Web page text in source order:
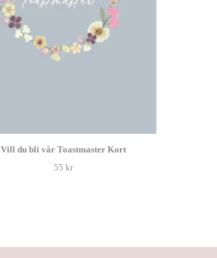
Vill du bli vår Toastmaster Kort
55 kr